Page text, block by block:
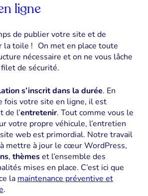
ligne
de publier votre site et de
la toile ! On met en place toute
nécessaire et on ne vous lâche
filet de sécurité.
s’inscrit dans la durée. En
fois votre site en ligne, il est
de l’entretenir. Tout comme vous le
votre propre véhicule, l’entretien
web est primordial. Notre travail
mettre à jour le cœur WordPress,
, thèmeset l’ensemble des
mises en place. C’est ici que
la maintenance préventive et
.